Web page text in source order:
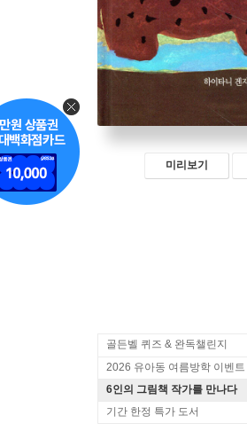
미리보기
골든벨 퀴즈 & 완독챌린지
2026 유아동 여름방학 이벤트
6인의 그림책 작가를 만나다
기간 한정 특가 도서